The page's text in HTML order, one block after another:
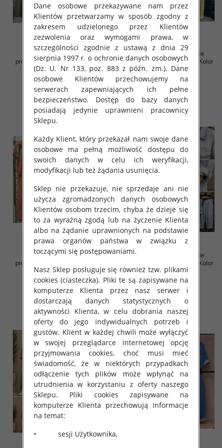
Komplet damskie (Włoskie
produkt) Roz Standard, Mix Kolor
Paczka 5 szt
65.00 zł
szczegóły
Komplet damskie (Włoskie
produkt) Roz Standard, Mix Kolor
Paczka 5 szt
75.00 zł
szczegóły
Komplet damskie (Włoskie
produkt) Roz Standard, Mix Kolor
Paczka 5 szt
85.00 zł
szczegóły
Komplet damskie (Włoskie
produkt) Roz Standard, Mix Kolor
Paczka 5 szt
168.00 zł
szczegóły
Dane osobowe przekazywane nam przez
Klientów przetwarzamy w sposób zgodny z
zakresem udzielonego przez Klientów
zezwolenia oraz wymogami prawa, w
szczególności zgodnie z ustawą z dnia 29
sierpnia 1997 r. o ochronie danych osobowych
(Dz. U. Nr 133, poz. 883 z późn. zm.). Dane
osobowe Klientów przechowujemy na
serwerach zapewniających ich pełne
bezpieczeństwo. Dostęp do bazy danych
posiadają jedynie uprawnieni pracownicy
Sklepu.
Każdy Klient, który przekazał nam swoje dane
osobowe ma pełną możliwość dostępu do
swoich danych w celu ich weryfikacji,
modyfikacji lub też żądania usunięcia.
Sklep nie przekazuje, nie sprzedaje ani nie
użycza zgromadzonych danych osobowych
Klientów osobom trzecim, chyba że dzieje się
to za wyraźną zgodą lub na życzenie Klienta
albo na żądanie uprawnionych na podstawie
prawa organów państwa w związku z
toczącymi się postępowaniami.
Nasz Sklep posługuje się również tzw. plikami
cookies (ciasteczka). Pliki te są zapisywane na
komputerze Klienta przez nasz serwer i
dostarczają danych statystycznych o
aktywności Klienta, w celu dobrania naszej
oferty do jego indywidualnych potrzeb i
gustów. Klient w każdej chwili może wyłączyć
w swojej przeglądarce internetowej opcję
przyjmowania cookies, choć musi mieć
świadomość, że w niektórych przypadkach
odłączenie tych plików może wpłynąć na
utrudnienia w korzystaniu z oferty naszego
Sklepu. Pliki cookies zapisywane na
komputerze Klienta przechowują informacje
na temat:
• sesji Użytkownika,